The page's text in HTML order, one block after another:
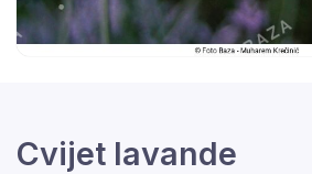
Cvijet lavande